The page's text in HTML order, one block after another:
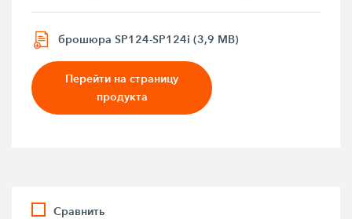
брошюра SP124-SP124i (3,9 MB)
Перейти на страницу
продукта
Сравнить